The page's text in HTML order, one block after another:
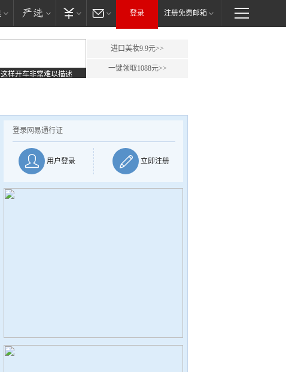
登录 注册免费邮箱
这样开车非常难以描述
进口美妆9.9元>>
一键领取1088元>>
登录网易通行证
用户登录 立即注册